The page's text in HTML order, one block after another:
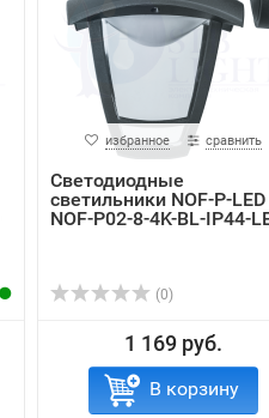
избранное сравнить
Светодиодные
светильники NOF-P-LED
NOF-P02-8-4K-BL-IP44-
(0)
1 169 руб.
В корзину